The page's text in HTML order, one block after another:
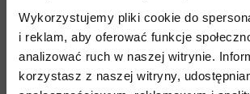
Wykorzystujemy pliki cookie do
i reklam, aby oferować funkcje
analizować ruch w naszej witrynie.
korzystasz z naszej witryny,
Do tego produktu rekomendujemy